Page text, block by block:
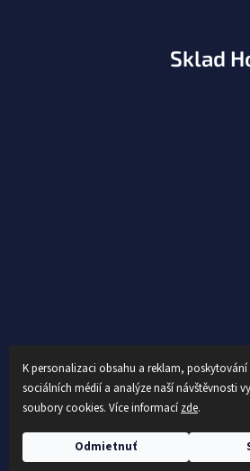
K personalizaci obsahu a reklam, poskytování
sociálních médií a analýze naší návštěvnosti
soubory cookies. Více informacízde.
Odmietnuť
Prešli sme na nový E-SHOP. Ak si neviete rady,
filtrovať detské/dospelé, podľa kvalít, sezóny...
Sklad
Copyright 2026 .